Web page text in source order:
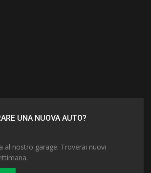
UNA NUOVA AUTO?
al nostro garage. Troverai nuovi